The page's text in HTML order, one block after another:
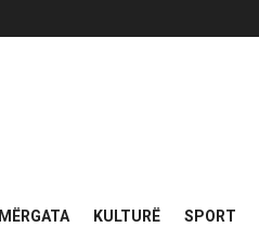
MËRGATA KULTURË SPORT